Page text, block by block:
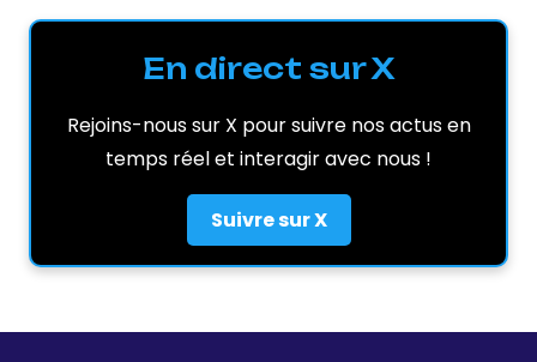
En direct sur X
Rejoins-nous sur X pour suivre nos actus en
temps réel et interagir avec nous !
Suivre sur X